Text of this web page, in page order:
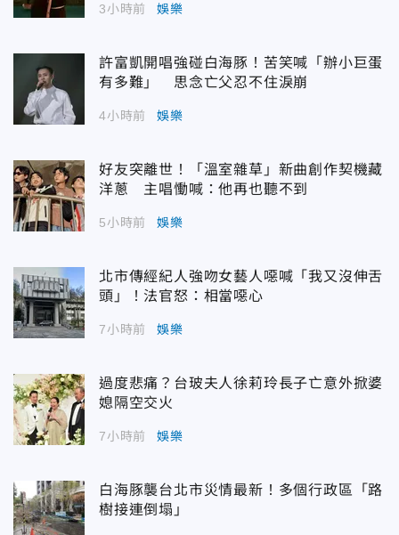
3小時前 娛樂
許富凱開唱強碰白海豚！苦笑喊「辦小巨蛋
有多難」 思念亡父忍不住淚崩
4小時前 娛樂
好友突離世！「溫室雜草」新曲創作契機藏
洋蔥 主唱慟喊：他再也聽不到
5小時前 娛樂
北市傳經紀人強吻女藝人噁喊「我又沒伸舌
頭」！法官怒：相當噁心
7小時前 娛樂
過度悲痛？台玻夫人徐莉玲長子亡意外掀婆
媳隔空交火
7小時前 娛樂
白海豚襲台北市災情最新！多個行政區「路
樹接連倒塌」